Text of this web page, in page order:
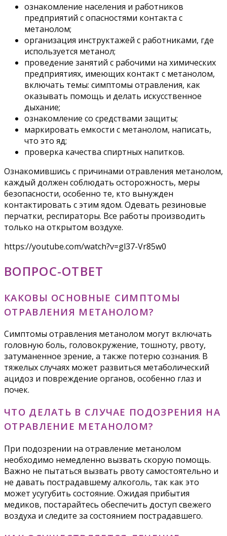
ознакомление населения и работников
предприятий с опасностями контакта с
метанолом;
организация инструктажей с работниками, где
используется метанол;
проведение занятий с рабочими на химических
предприятиях, имеющих контакт с метанолом,
включать темы: симптомы отравления, как
оказывать помощь и делать искусственное
дыхание;
ознакомление со средствами защиты;
маркировать емкости с метанолом, написать,
что это яд;
проверка качества спиртных напитков.
Ознакомившись с причинами отравления метанолом,
каждый должен соблюдать осторожность, меры
безопасности, особенно те, кто вынужден
контактировать с этим ядом. Одевать резиновые
перчатки, респираторы. Все работы производить
только на открытом воздухе.
https://youtube.com/watch?v=gl37-Vr85w0
ВОПРОС-ОТВЕТ
КАКОВЫ ОСНОВНЫЕ СИМПТОМЫ
ОТРАВЛЕНИЯ МЕТАНОЛОМ?
Симптомы отравления метанолом могут включать
головную боль, головокружение, тошноту, рвоту,
затуманенное зрение, а также потерю сознания. В
тяжелых случаях может развиться метаболический
ацидоз и повреждение органов, особенно глаз и
почек.
ЧТО ДЕЛАТЬ В СЛУЧАЕ ПОДОЗРЕНИЯ НА
ОТРАВЛЕНИЕ МЕТАНОЛОМ?
При подозрении на отравление метанолом
необходимо немедленно вызвать скорую помощь.
Важно не пытаться вызвать рвоту самостоятельно и
не давать пострадавшему алкоголь, так как это
может усугубить состояние. Ожидая прибытия
медиков, постарайтесь обеспечить доступ свежего
воздуха и следите за состоянием пострадавшего.